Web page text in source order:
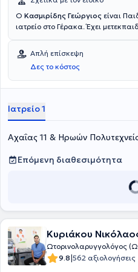
Ο Κασμιρίδης Γεώργιος είναι
ιατρείο στο Γέρακα. Έχει
Ωτορινολαρυγγολογικές
"Γ. Γεννηματάς", του Γενικού
Ειδικού Αντικαρκινικού
ιδιωτικού του ιατρείου, ο
Θεραπευτήριο. Στο ιδιωτικό του
υπηρεσιών σε παιδιά και ενήλικες,
Απλή επίσκεψη
Δες το κόστος
Ιατρείο 1
Αχαΐας 11 & Ηρωών
Επόμενη διαθεσιμότητα
Κυριάκου
Ωτορινολαρυγγολόγος
9.8|562 αξιολογήσεις